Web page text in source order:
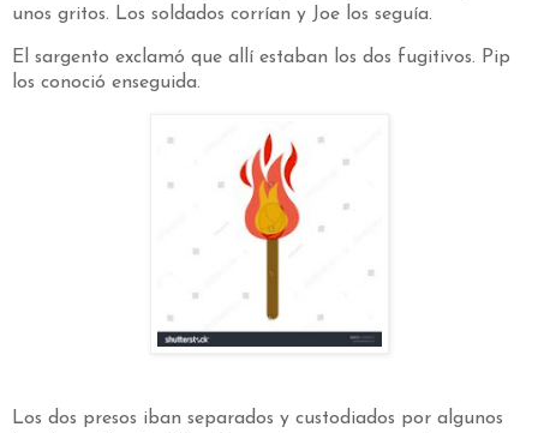
unos gritos. Los soldados corrían y Joe los seguía.
El sargento exclamó que allí estaban los dos fugitivos. Pip
los conoció enseguida.
Los dos presos iban separados y custodiados por algunos